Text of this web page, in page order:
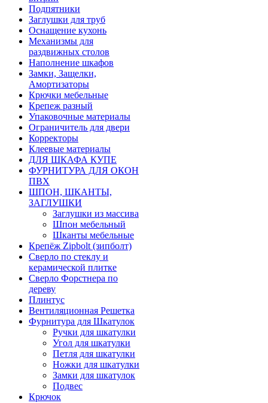
Подпятники
Заглушки для труб
Оснащение кухонь
Механизмы для
раздвижных столов
Наполнение шкафов
Замки, Защелки,
Амортизаторы
Крючки мебельные
Крепеж разный
Упаковочные материалы
Ограничитель для двери
Корректоры
Клеевые материалы
ДЛЯ ШКАФА КУПЕ
ФУРНИТУРА ДЛЯ ОКОН
ПВХ
ШПОН, ШКАНТЫ,
ЗАГЛУШКИ
Заглушки из массива
Шпон мебельный
Шканты мебельные
Крепёж Zipbolt (зипболт)
Сверло по стеклу и
керамической плитке
Сверло Форстнера по
дереву
Плинтус
Вентиляционная Решетка
Фурнитура для Шкатулок
Ручки для шкатулки
Угол для шкатулки
Петля для шкатулки
Ножки для шкатулки
Замки для шкатулок
Подвес
Крючок